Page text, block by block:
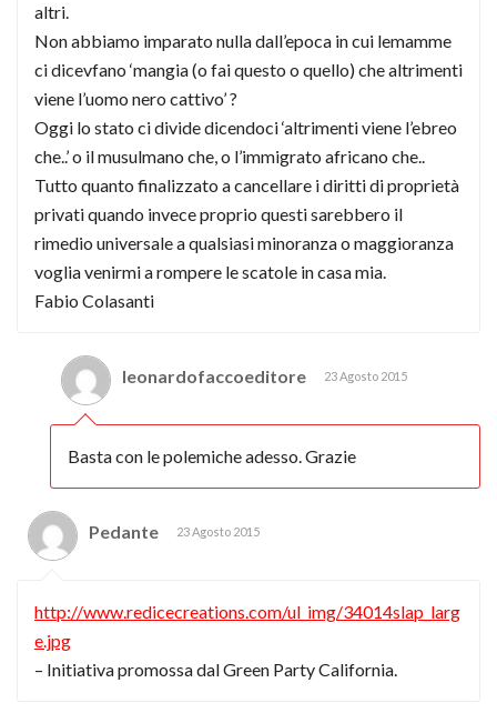
altri.
Non abbiamo imparato nulla dall’epoca in cui lemamme
ci dicevfano ‘mangia (o fai questo o quello) che altrimenti
viene l’uomo nero cattivo’ ?
Oggi lo stato ci divide dicendoci ‘altrimenti viene l’ebreo
che..’ o il musulmano che, o l’immigrato africano che..
Tutto quanto finalizzato a cancellare i diritti di proprietà
privati quando invece proprio questi sarebbero il
rimedio universale a qualsiasi minoranza o maggioranza
voglia venirmi a rompere le scatole in casa mia.
Fabio Colasanti
leonardofaccoeditore 23 Agosto 2015
Basta con le polemiche adesso. Grazie
Pedante 23 Agosto 2015
http://www.redicecreations.com/ul_img/34014slap_larg
e.jpg
– Initiativa promossa dal Green Party California.